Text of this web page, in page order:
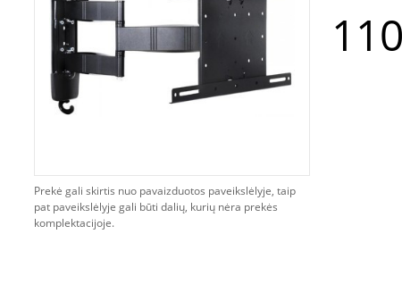
Prekė gali skirtis nuo pavaizduotos paveikslėlyje, taip
pat paveikslėlyje gali būti dalių, kurių nėra prekės
komplektacijoje.